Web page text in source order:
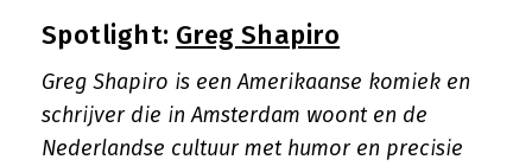
Spotlight: Greg Shapiro
Greg Shapiro is een Amerikaanse komiek en
schrijver die in Amsterdam woont en de
Nederlandse cultuur met humor en precisie